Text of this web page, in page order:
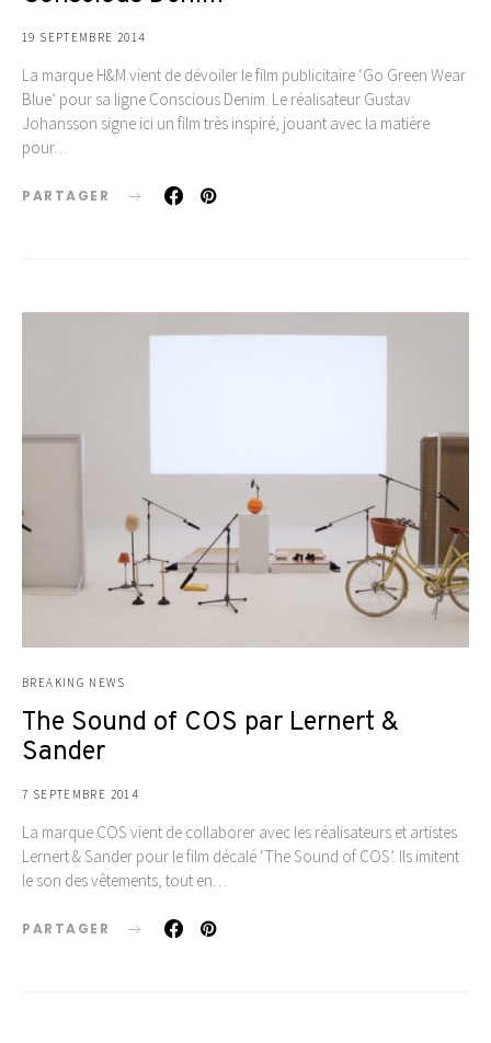
19 SEPTEMBRE 2014
La marque H&M vient de dévoiler le film publicitaire ‘Go Green Wear
Blue’ pour sa ligne Conscious Denim. Le réalisateur Gustav
Johansson signe ici un film très inspiré, jouant avec la matière
pour…
PARTAGER
BREAKING NEWS
The Sound of COS par Lernert &
Sander
7 SEPTEMBRE 2014
La marque COS vient de collaborer avec les réalisateurs et artistes
Lernert & Sander pour le film décalé ‘The Sound of COS’. Ils imitent
le son des vêtements, tout en…
PARTAGER